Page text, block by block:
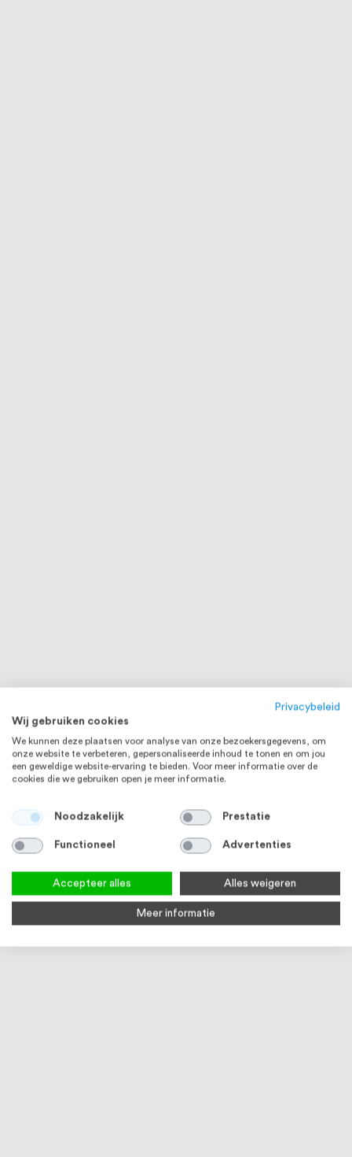
Privacybeleid
Wij gebruiken cookies
We kunnen deze plaatsen voor analyse van onze bezoekersgegevens, om
onze website te verbeteren, gepersonaliseerde inhoud te tonen en om jou
een geweldige website-ervaring te bieden. Voor meer informatie over de
cookies die we gebruiken open je meer informatie.
Noodzakelijk Prestatie
Functioneel Advertenties
Accepteer alles Alles weigeren
Meer informatie